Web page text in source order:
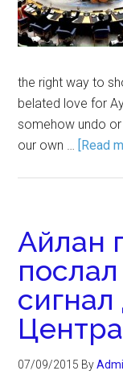
the right way to
belated love for
somehow undo
our own … [Read
Айлан
сигнал
07/09/2015 By